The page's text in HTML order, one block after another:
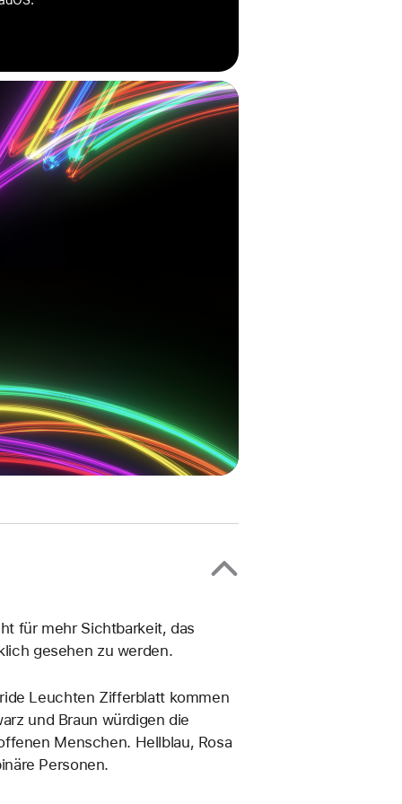
für mehr Sichtbarkeit, das
gesehen zu werden.
Leuchten Zifferblatt kommen
und Braun würdigen die
Menschen. Hellblau, Rosa
Personen.